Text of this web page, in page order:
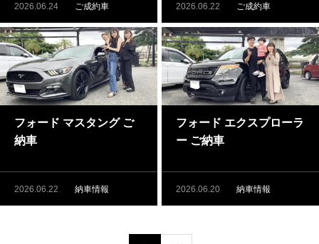
2026.06.24 ご成約車 2026.06.22 ご成約車
フォード マスタング ご
納車
2026.06.22 納車情報
フォード エクスプローラ
ー ご納車
2026.06.20 納車情報